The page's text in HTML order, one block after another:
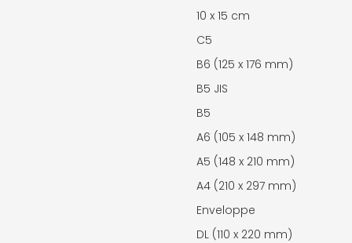
10 x 15 cm
C5
B6 (125 x 176 mm)
B5 JIS
B5
A6 (105 x 148 mm)
A5 (148 x 210 mm)
A4 (210 x 297 mm)
Enveloppe
DL (110 x 220 mm)